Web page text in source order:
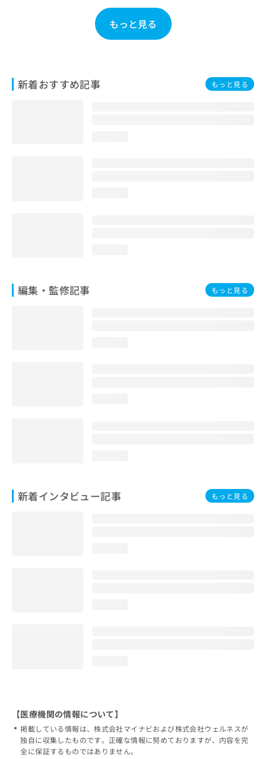
もっと見る
新着おすすめ記事 もっと見る
編集・監修記事 もっと見る
新着インタビュー記事 もっと見る
は
こ
【医療機関の情報について】
掲載している情報は、株式会社マイナビおよび株式会社ウェルネスが
独自に収集したものです。正確な情報に努めておりますが、内容を完
全に保証するものではありません。